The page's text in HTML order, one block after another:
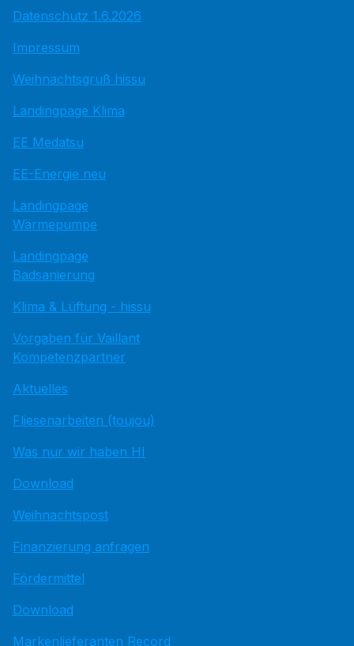
Datenschutz 1.6.2026
Impressum
Weihnachtsgruß hissu
Landingpage Klima
EE Medatsu
EE-Energie neu
Landingpage
Wärmepumpe
Landingpage
Badsanierung
Klima & Lüftung - hissu
Vorgaben für Vaillant
Kompetenzpartner
Aktuelles
Fliesenarbeiten (toujou)
Was nur wir haben HI
Download
Weihnachtspost
Finanzierung anfragen
Fördermittel
Download
Markenlieferanten Record